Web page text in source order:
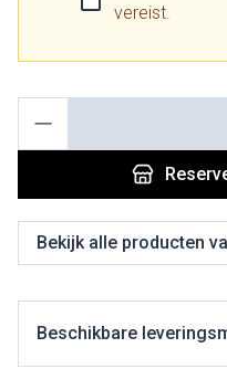
vereist.
Bekijk alle producten
Beschikbare